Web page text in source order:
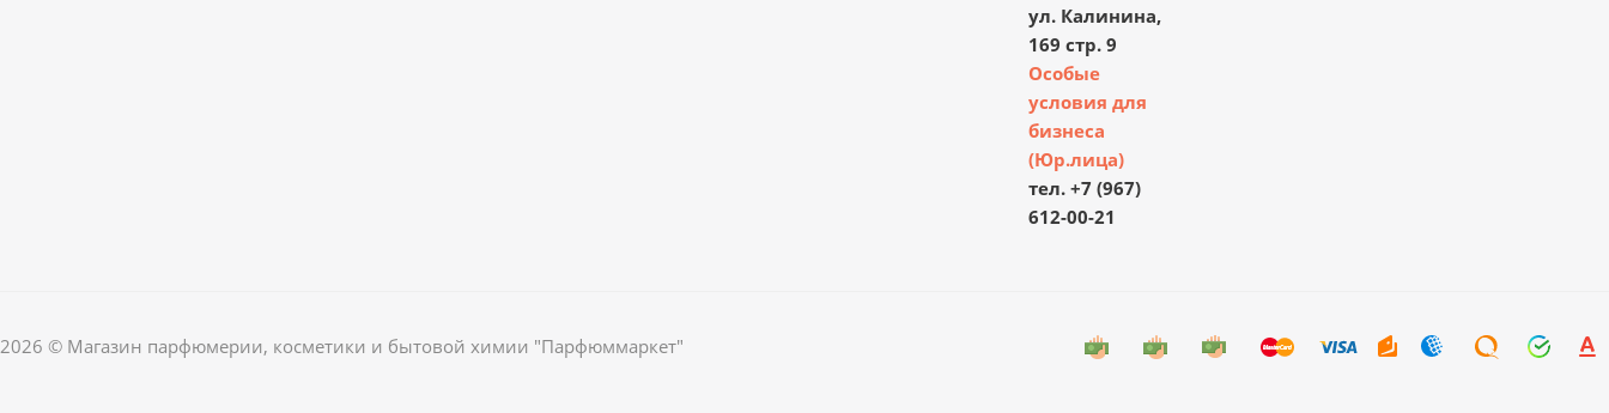
ул. Калинина,
169 стр. 9
Особые
условия для
бизнеса
(Юр.лица)
тел. +7 (967)
612-00-21
2026 © Магазин парфюмерии, косметики и бытовой химии "Парфюммаркет"